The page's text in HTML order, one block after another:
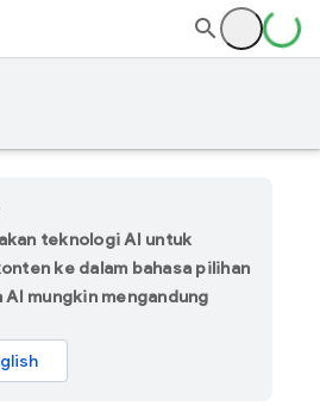
teknologi AI untuk
ke dalam bahasa pilihan
AI mungkin mengandung